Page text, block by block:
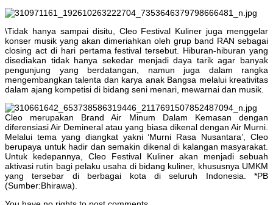
\Tidak hanya sampai disitu, Cleo Festival Kuliner juga menggelar
konser musik yang akan dimeriahkan oleh grup band RAN sebagai
closing act di hari pertama festival tersebut. Hiburan-hiburan yang
disediakan tidak hanya sekedar menjadi daya tarik agar banyak
pengunjung yang berdatangan, namun juga dalam rangka
mengembangkan talenta dan karya anak Bangsa melalui kreativitas
dalam ajang kompetisi di bidang seni menari, mewarnai dan musik.
Cleo merupakan Brand Air Minum Dalam Kemasan dengan
diferensiasi Air Demineral atau yang biasa dikenal dengan Air Murni.
Melalui tema yang diangkat yakni ‘Murni Rasa Nusantara’, Cleo
berupaya untuk hadir dan semakin dikenal di kalangan masyarakat.
Untuk kedepannya, Cleo Festival Kuliner akan menjadi sebuah
aktivasi rutin bagi pelaku usaha di bidang kuliner, khususnya UMKM
yang tersebar di berbagai kota di seluruh Indonesia. *PB
(Sumber:Bhirawa).